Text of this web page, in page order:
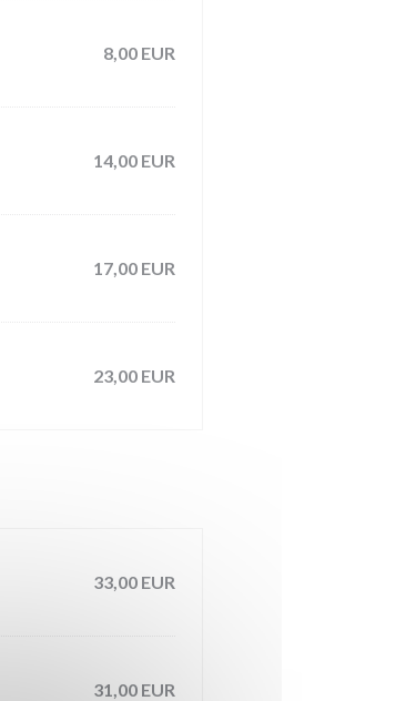
8,00 EUR
14,00 EUR
17,00 EUR
23,00 EUR
33,00 EUR
31,00 EUR